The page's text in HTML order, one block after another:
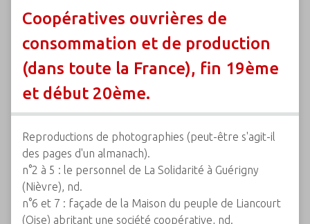
Coopératives ouvrières de
consommation et de production
(dans toute la France), fin 19ème
et début 20ème.
Reproductions de photographies (peut-être s'agit-il
des pages d'un almanach).
n°2 à 5 : le personnel de La Solidarité à Guérigny
(Nièvre), nd.
n°6 et 7 : façade de la Maison du peuple de Liancourt
(Oise) abritant une société coopérative, nd.